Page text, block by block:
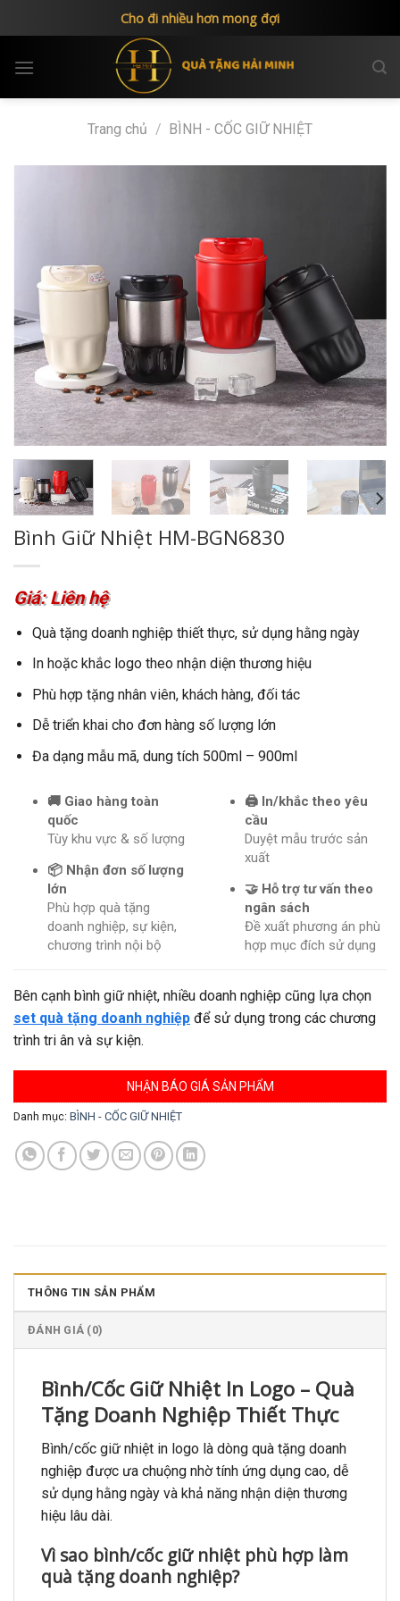
to
Cho đi nhiều hơn mong đợi
Trang chủ / BÌNH - CỐC GIỮ NHIỆT
Bình Giữ Nhiệt HM-BGN6830
Giá: Liên hệ
Quà tặng doanh nghiệp thiết thực, sử dụng hằng ngày
In hoặc khắc logo theo nhận diện thương hiệu
Phù hợp tặng nhân viên, khách hàng, đối tác
Dễ triển khai cho đơn hàng số lượng lớn
Đa dạng mẫu mã, dung tích 500ml – 900ml
🚚 Giao hàng toàn
quốc
Tùy khu vực & số lượng
📦 Nhận đơn số lượng
lớn
Phù hợp quà tặng
doanh nghiệp, sự kiện,
chương trình nội bộ
🖨️ In/khắc theo yêu
cầu
Duyệt mẫu trước sản
xuất
🤝 Hỗ trợ tư vấn theo
ngân sách
Đề xuất phương án phù
hợp mục đích sử dụng
Bên cạnh bình giữ nhiệt, nhiều doanh nghiệp cũng lựa chọn
set quà tặng doanh nghiệp để sử dụng trong các chương
trình tri ân và sự kiện.
NHẬN BÁO GIÁ SẢN PHẨM
Danh mục: BÌNH - CỐC GIỮ NHIỆT
THÔNG TIN SẢN PHẨM
ĐÁNH GIÁ (0)
Bình/Cốc Giữ Nhiệt In Logo – Quà
Tặng Doanh Nghiệp Thiết Thực
Bình/cốc giữ nhiệt in logo là dòng quà tặng doanh
nghiệp được ưa chuộng nhờ tính ứng dụng cao, dễ
sử dụng hằng ngày và khả năng nhận diện thương
hiệu lâu dài.
Vì sao bình/cốc giữ nhiệt phù hợp làm
quà tặng doanh nghiệp?